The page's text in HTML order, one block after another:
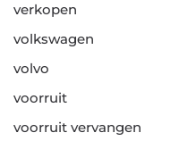
verkopen
volkswagen
volvo
voorruit
voorruit vervangen